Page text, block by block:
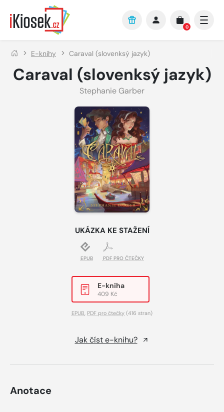
Přejít na hlavní obsah
0
E-knihy Caraval (slovenksý jazyk)
Caraval (slovenksý jazyk)
Stephanie Garber
UKÁZKA KE STAŽENÍ
EPUB PDF PRO ČTEČKY
E-kniha
409 Kč
EPUB, PDF pro čtečky (416 stran)
Jak číst e-knihu?
Anotace